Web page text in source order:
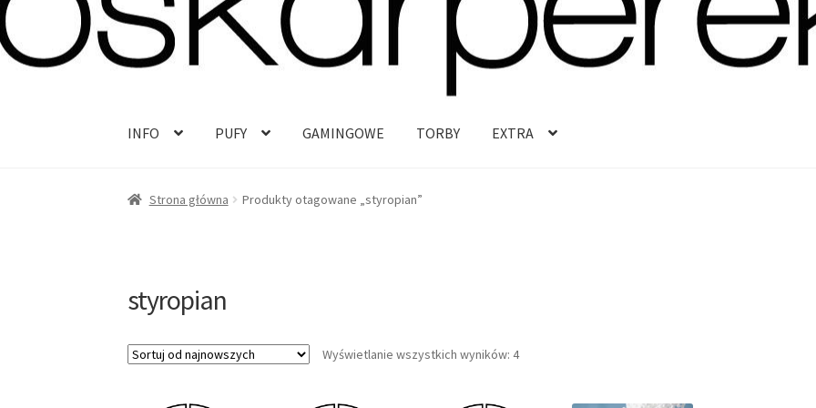
Przejdź
do
Przejdź
do
INFO PUFY GAMINGOWE TORBY EXTRA
Strona główna Produkty otagowane „styropian”
styropian
Wyświetlanie wszystkich wyników: 4Posortowane